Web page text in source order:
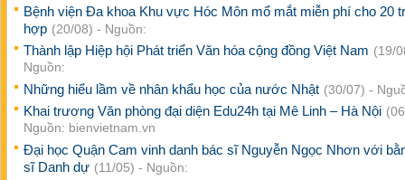
Bệnh viện Đa khoa Khu vực Hóc Môn mổ mắt miễn phí cho 20
hợp (20/08) - Nguồn:
Thành lập Hiệp hội Phát triển Văn hóa cộng đồng Việt Nam (19/
Nguồn:
Những hiểu lầm về nhân khẩu học của nước Nhật (30/07) -
Khai trương Văn phòng đại diện Edu24h tại Mê Linh – Hà Nội
Nguồn: bienvietnam.vn
Đại học Quận Cam vinh danh bác sĩ Nguyễn Ngọc Nhơn với
sĩ Danh dự (11/05) - Nguồn: